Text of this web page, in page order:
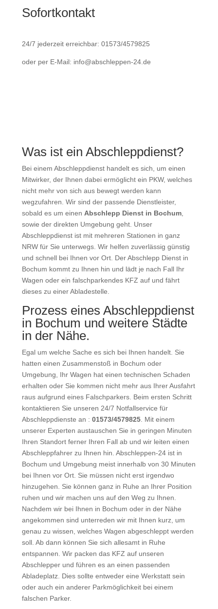
Sofortkontakt
24/7 jederzeit erreichbar: 01573/4579825
oder per E-Mail: info@abschleppen-24.de
Was ist ein Abschleppdienst?
Bei einem Abschleppdienst handelt es sich, um einen
Mitwirker, der Ihnen dabei ermöglicht ein PKW, welches
nicht mehr von sich aus bewegt werden kann
wegzufahren. Wir sind der passende Dienstleister,
sobald es um einen Abschlepp Dienst in Bochum,
sowie der direkten Umgebung geht. Unser
Abschleppdienst ist mit mehreren Stationen in ganz
NRW für Sie unterwegs. Wir helfen zuverlässig günstig
und schnell bei Ihnen vor Ort. Der Abschlepp Dienst in
Bochum kommt zu Ihnen hin und lädt je nach Fall Ihr
Wagen oder ein falschparkendes KFZ auf und fährt
dieses zu einer Abladestelle.
Prozess eines Abschleppdienst
in Bochum und weitere Städte
in der Nähe.
Egal um welche Sache es sich bei Ihnen handelt. Sie
hatten einen Zusammenstoß in Bochum oder
Umgebung, Ihr Wagen hat einen technischen Schaden
erhalten oder Sie kommen nicht mehr aus Ihrer Ausfahrt
raus aufgrund eines Falschparkers. Beim ersten Schritt
kontaktieren Sie unseren 24/7 Notfallservice für
Abschleppdienste an : 01573/4579825. Mit einem
unserer Experten austauschen Sie in geringen Minuten
Ihren Standort ferner Ihren Fall ab und wir leiten einen
Abschleppfahrer zu Ihnen hin. Abschleppen-24 ist in
Bochum und Umgebung meist innerhalb von 30 Minuten
bei Ihnen vor Ort. Sie müssen nicht erst irgendwo
hinzugehen. Sie können ganz in Ruhe an Ihrer Position
ruhen und wir machen uns auf den Weg zu Ihnen.
Nachdem wir bei Ihnen in Bochum oder in der Nähe
angekommen sind unterreden wir mit Ihnen kurz, um
genau zu wissen, welches Wagen abgeschleppt werden
soll. Ab dann können Sie sich allesamt in Ruhe
entspannen. Wir packen das KFZ auf unseren
Abschlepper und führen es an einen passenden
Abladeplatz. Dies sollte entweder eine Werkstatt sein
oder auch ein anderer Parkmöglichkeit bei einem
falschen Parker.